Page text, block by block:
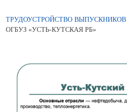
ТРУДОУСТРОЙСТВО ВЫПУСКНИКОВ
ОГБУЗ «УСТЬ-КУТСКАЯ РБ»